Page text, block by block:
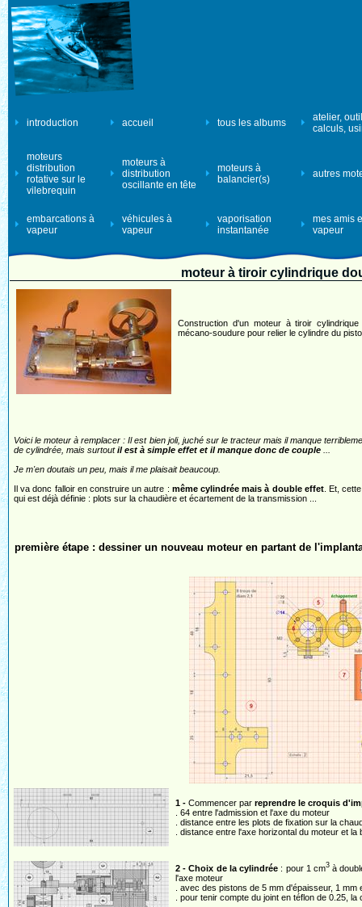
introduction accueil tous les albums
atelier,
calculs,
moteurs
distribution
rotative sur le
vilebrequin
moteurs à
distribution
oscillante en tête
moteurs à
balancier(s)
autres
embarcations à
vapeur
véhicules à
vapeur
vaporisation
instantanée
mes amis
vapeur
moteur à tiroir cylindrique
Construction d'un moteur à tiroir
mécano-soudure pour relier le cylindre du
Voici le moteur à remplacer : Il est bien joli, juché sur le tracteur mais il manque
de cylindrée, mais surtoutil est à simple effet et il manque donc de couple
Je m'en doutais un peu, mais il me plaisait beaucoup.
Il va donc falloir en construire un autre : même cylindrée mais à double effet. Et,
qui est déjà définie : plots sur la chaudière et écartement de la transmission ...
première étape : dessiner un nouveau moteur en partant de
1 - Commencer par reprendre le croquis
. 64 entre l'admission et l'axe du moteur
. distance entre les plots de fixation sur la
. distance entre l'axe horizontal du moteur et la
2 - Choix de la cylindrée : pour 1 cm3à
l'axe moteur
. avec des pistons de 5 mm d'épaisseur, 1
. pour tenir compte du joint en téflon de 0.25,